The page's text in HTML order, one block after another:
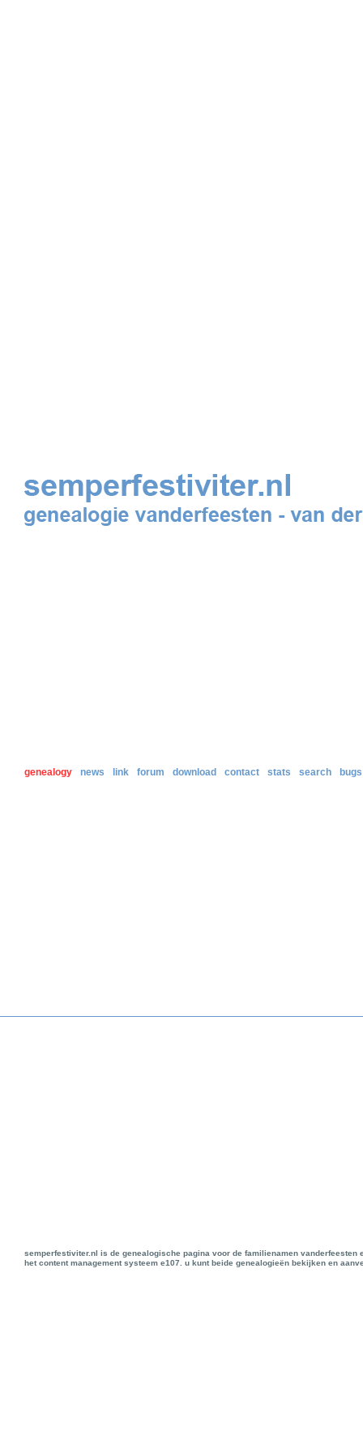
genealogy news link forum download contact stats search bugs
semperfestiviter.nl is de genealogische pagina voor de familienamen
het content management systeem e107. u kunt beide genealogieën bekijken en